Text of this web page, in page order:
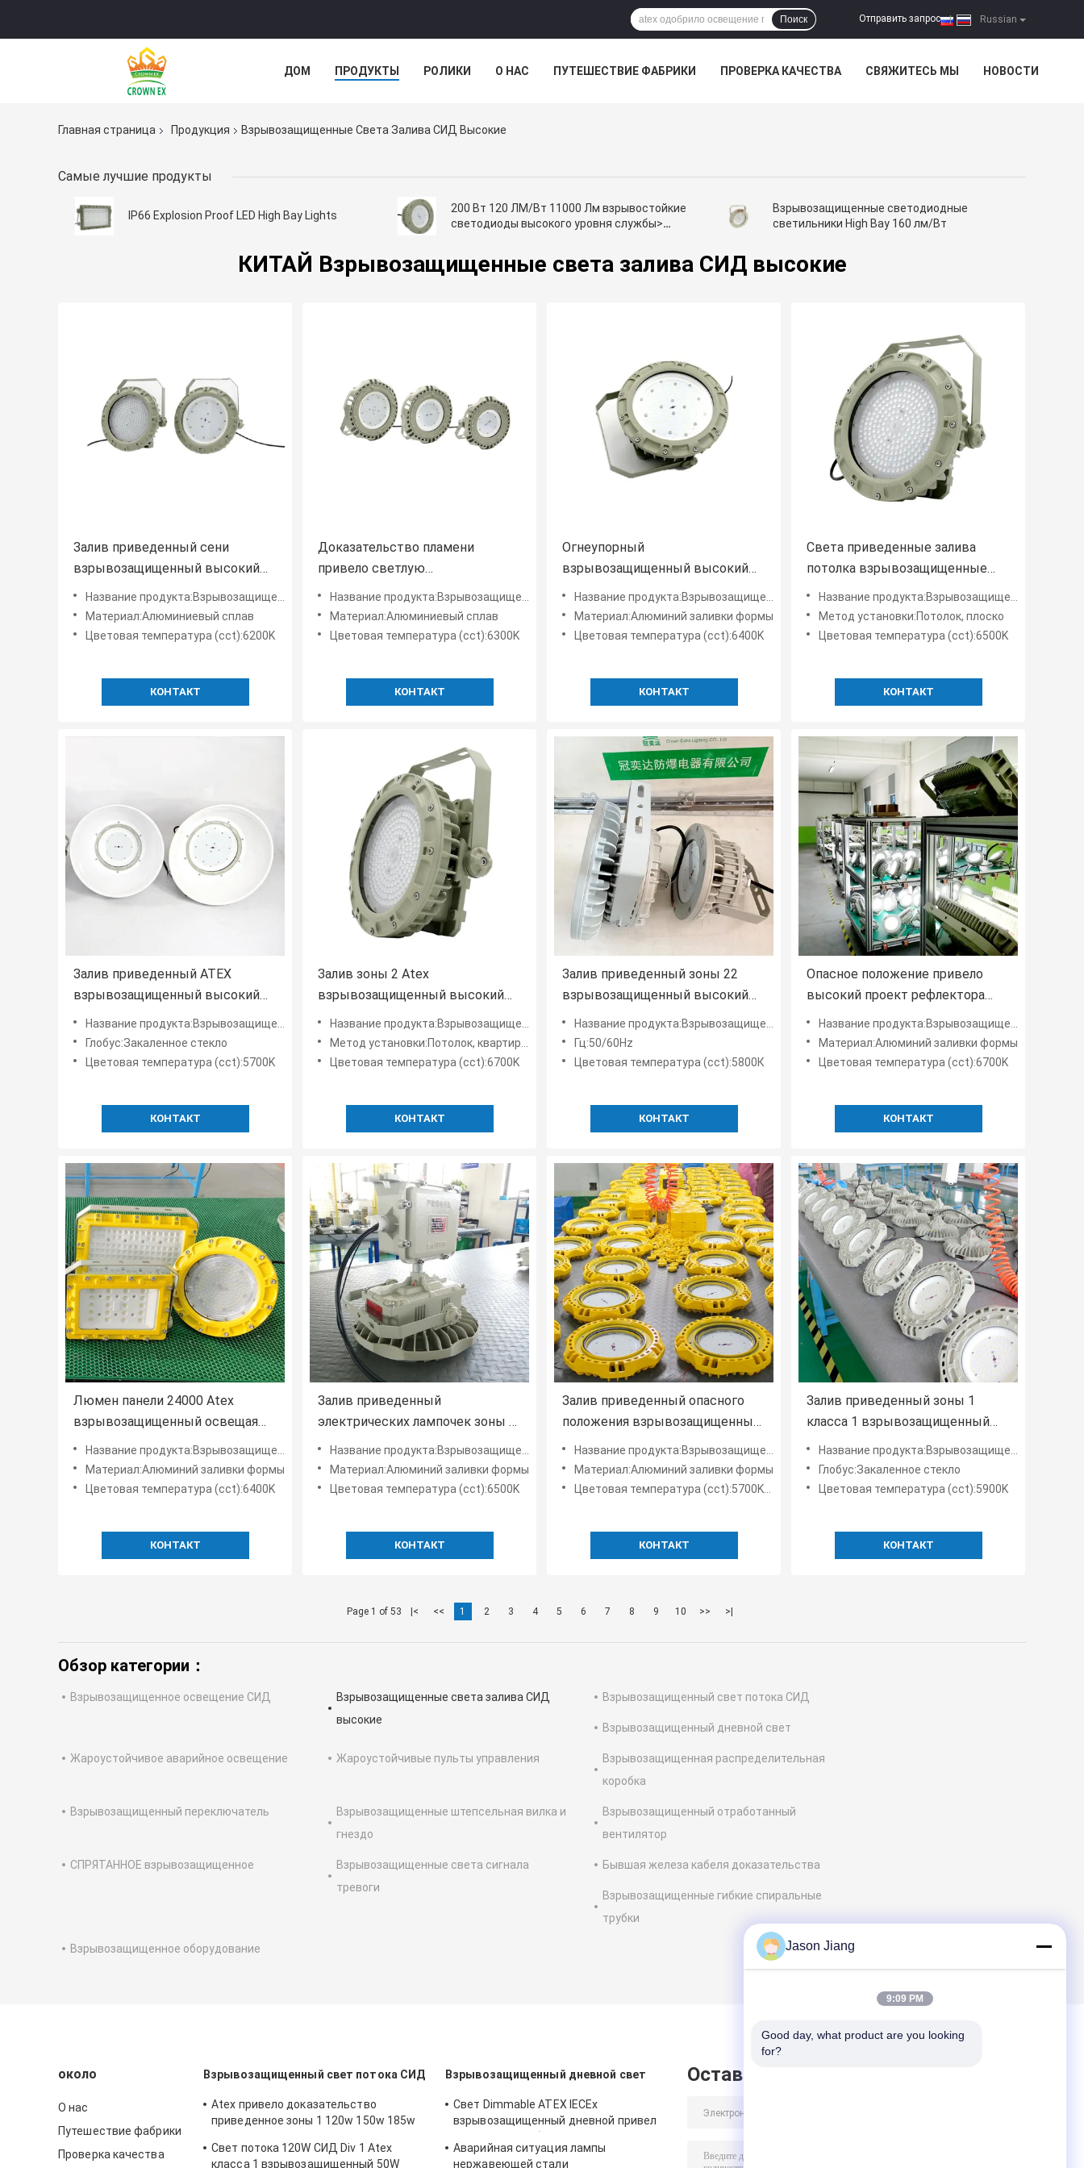
Russian
Отправить запрос |
Поиск
ДОМ ПРОДУКТЫ РОЛИКИ О НАС ПУТЕШЕСТВИЕ ФАБРИКИ ПРОВЕРКА КАЧЕСТВА СВЯЖИТЕСЬ МЫ НОВОСТИ
Главная страница
Продукция Взрывозащищенные Света Залива СИД Высокие
Самые лучшие продукты
IP66 Explosion Proof LED High Bay Lights
200 Вт 120 ЛМ/Вт 11000 Лм взрывостойкие
светодиоды высокого уровня службы>
Взрывозащищенные светодиодные
светильники High Bay 160 лм/Вт
КИТАЙ Взрывозащищенные света залива СИД высокие
Залив приведенный сени
взрывозащищенный высокий
освещает лампу пятна
доказательства 100W 150W
200W бывшую
Название продукта:Взрывозащищенные светодиодные фонари High Bay
Материал:Алюминиевый сплав
Цветовая температура (cct):6200K
КОНТАКТ
Доказательство пламени
привело светлую
взрывозащищенную зону 2 90w
класса 1 зоны 1 классификации
Название продукта:Взрывозащищенные светодиодные фонари High Bay
Материал:Алюминиевый сплав
Цветовая температура (cct):6300K
КОНТАКТ
Огнеупорный
взрывозащищенный высокий
залив приведенный освещает
22000 на открытом воздухе
люмена 75w крытых
Название продукта:Взрывозащищенные светодиодные фонари High Bay
Материал:Алюминий заливки формы
Цветовая температура (cct):6400K
КОНТАКТ
Света приведенные залива
потолка взрывозащищенные
высокие для раковины
давления прессформы склада
75w SMC
Название продукта:Взрывозащищенные светодиодные фонари High Bay
Метод установки:Потолок, плоско
Цветовая температура (cct):6500K
КОНТАКТ
Залив приведенный ATEX
взрывозащищенный высокий
освещает яркость окружающей
среды газа 150w 120° высокую
Название продукта:Взрывозащищенные светодиодные фонари High Bay
Глобус:Закаленное стекло
Цветовая температура (cct):5700K
КОНТАКТ
Залив зоны 2 Atex
взрывозащищенный высокий
привел освещение минирования
площадки для бадминтона
светов 6000k 150w
Название продукта:Взрывозащищенные светодиодные фонари High Bay
Метод установки:Потолок, квартира, фланец
Цветовая температура (cct):6700K
КОНТАКТ
Залив приведенный зоны 22
взрывозащищенный высокий
освещает 200w люминер сени
20000 люменов
Название продукта:Взрывозащищенные светодиодные фонари High Bay
Гц:50/60Hz
Цветовая температура (cct):5800К
КОНТАКТ
Опасное положение привело
высокий проект рефлектора
света 160w 180w 200w залива
Название продукта:Взрывозащищенные светодиодные фонари High Bay
Материал:Алюминий заливки формы
Цветовая температура (cct):6700K
КОНТАКТ
Люмен панели 24000 Atex
взрывозащищенный освещая
240 ватт высокий залив привел
света
Название продукта:Взрывозащищенные светодиодные фонари High Bay
Материал:Алюминий заливки формы
Цветовая температура (cct):6400K
КОНТАКТ
Залив приведенный
электрических лампочек зоны 2
зоны 1 взрывозащищенный
высокий привел светлый Ufo
150w 5700k 6500K
Название продукта:Взрывозащищенные светодиодные фонари High Bay
Материал:Алюминий заливки формы
Цветовая температура (cct):6500K
КОНТАКТ
Залив приведенный опасного
положения взрывозащищенный
высокий освещает склад Ip65
120lm w Ufo
Название продукта:Взрывозащищенные светодиодные фонари High Bay
Материал:Алюминий заливки формы
Цветовая температура (cct):5700K-6500K
КОНТАКТ
Залив приведенный зоны 1
класса 1 взрывозащищенный
высокий освещает освещение
улицы 250w жесткое опасное
Название продукта:Взрывозащищенные светодиодные фонари High Bay
Глобус:Закаленное стекло
Цветовая температура (cct):5900K
КОНТАКТ
Page 1 of 53 |< << 1 2 3 4 5 6 7 8 9 10 >> >|
Обзор категории：
Взрывозащищенное освещение СИД
Взрывозащищенные света залива СИД
высокие
Взрывозащищенный свет потока СИД
Взрывозащищенный дневной свет
Жароустойчивое аварийное освещение Жароустойчивые пульты управления
Взрывозащищенная распределительная
коробка
Взрывозащищенный переключатель
Взрывозащищенные штепсельная вилка и
гнездо
Взрывозащищенный отработанный
вентилятор
СПРЯТАННОЕ взрывозащищенное
Взрывозащищенные света сигнала
тревоги
Бывшая железа кабеля доказательства
Взрывозащищенные гибкие спиральные
трубки
Взрывозащищенное оборудование
около
О нас
Путешествие фабрики
Проверка качества
Взрывозащищенный свет потока СИД
Atex привело доказательство
приведенное зоны 1 120w 150w 185w
промышленное освещая анти-
Свет потока 120W СИД Div 1 Atex
класса 1 взрывозащищенный 50W
Взрывозащищенный дневной свет
Свет Dimmable ATEX IECEx
взрывозащищенный дневной привел
Аварийная ситуация лампы
нержавеющей стали
Оставить сообщение
Jason Jiang
9:09 PM
Good day, what product are you looking
for?